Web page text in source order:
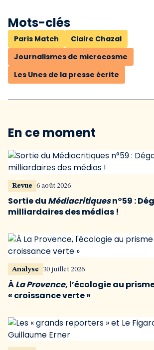
Mots-clés
Paris Match
Claire Chazal
Journalismes de microcosme
Les Unes de la presse écrite
En ce moment
Revue 6 août 2026
Sortie du Médiacritiquesn°59 :
milliardaires des médias !
Analyse 30 juillet 2026
ÀLa Provence, l’écologie au
« croissance verte »